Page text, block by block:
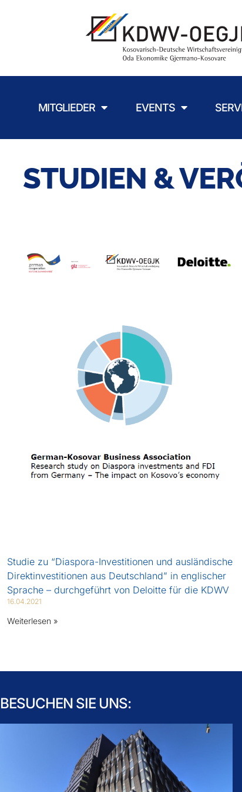
MITGLIEDER EVENTS
STUDIEN &
Studie zu “Diaspora-Investitionen und ausländische
Direktinvestitionen aus Deutschland” in englischer
Sprache – durchgeführt von Deloitte für die KDWV
16.04.2021
Weiterlesen »
BESUCHEN SIE UNS: